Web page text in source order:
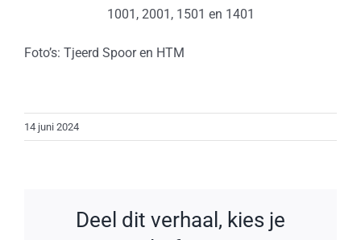
1001, 2001, 1501 en 1401
Foto’s: Tjeerd Spoor en HTM
14 juni 2024
Deel dit verhaal, kies je